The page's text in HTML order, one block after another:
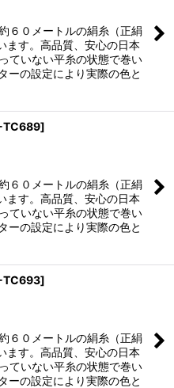
６０メートルの絹糸（正絹
ます。高品質、安心の日本
ていない平糸の状態で巻い
ーの設定により実際の色と
TC689]
６０メートルの絹糸（正絹
ます。高品質、安心の日本
ていない平糸の状態で巻い
ーの設定により実際の色と
TC693]
６０メートルの絹糸（正絹
ます。高品質、安心の日本
ていない平糸の状態で巻い
ーの設定により実際の色と